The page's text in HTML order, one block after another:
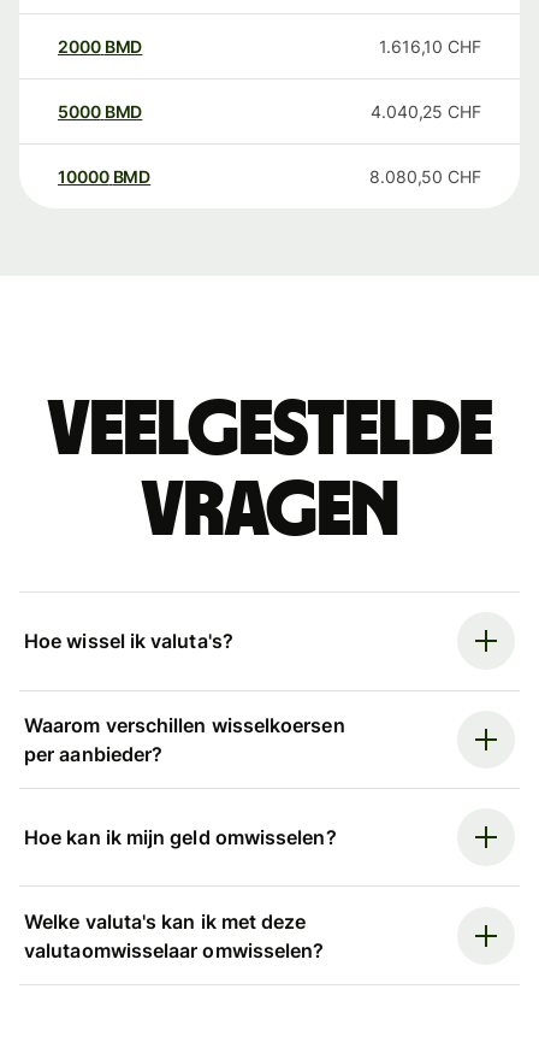
2000 BMD 1.616,10 CHF
5000 BMD 4.040,25 CHF
10000 BMD 8.080,50 CHF
Veelgestelde
vragen
Hoe wissel ik valuta's?
Waarom verschillen wisselkoersen
per aanbieder?
Hoe kan ik mijn geld omwisselen?
Welke valuta's kan ik met deze
valutaomwisselaar omwisselen?